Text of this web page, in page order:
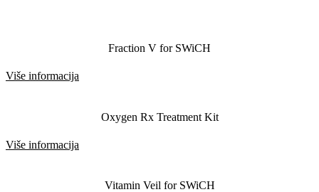
Fraction V for SWiCH
Više informacija
Oxygen Rx Treatment Kit
Više informacija
Vitamin Veil for SWiCH